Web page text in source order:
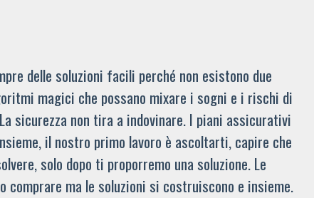
delle soluzioni facili perché non esistono due
magici che possano mixare i sogni e i rischi di
sicurezza non tira a indovinare. I piani assicurativi
il nostro primo lavoro è ascoltarti, capire che
solo dopo ti proporremo una soluzione. Le
comprare ma le soluzioni si costruiscono e insieme.